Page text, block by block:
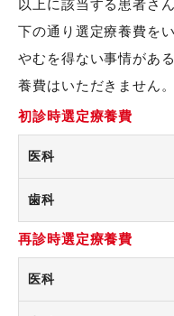
以上に該当する患者さ
下の通り選定療養費を
やむを得ない事情があ
養費はいただきません。
初診時選定療養費
医科
歯科
再診時選定療養費
医科